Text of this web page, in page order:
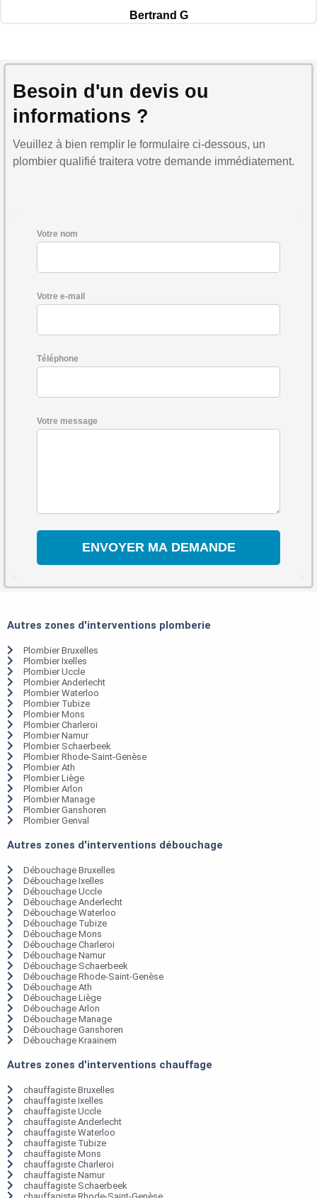
Bertrand G
Besoin d'un devis ou
informations ?
Veuillez à bien remplir le formulaire ci-dessous, un
plombier qualifié traitera votre demande immédiatement.
Votre nom
Votre e-mail
Téléphone
Votre message
Autres zones d'interventions plomberie
Plombier Bruxelles
Plombier Ixelles
Plombier Uccle
Plombier Anderlecht
Plombier Waterloo
Plombier Tubize
Plombier Mons
Plombier Charleroi
Plombier Namur
Plombier Schaerbeek
Plombier Rhode-Saint-Genèse
Plombier Ath
Plombier Liège
Plombier Arlon
Plombier Manage
Plombier Ganshoren
Plombier Genval
Autres zones d'interventions débouchage
Débouchage Bruxelles
Débouchage Ixelles
Débouchage Uccle
Débouchage Anderlecht
Débouchage Waterloo
Débouchage Tubize
Débouchage Mons
Débouchage Charleroi
Débouchage Namur
Débouchage Schaerbeek
Débouchage Rhode-Saint-Genèse
Débouchage Ath
Débouchage Liège
Débouchage Arlon
Débouchage Manage
Débouchage Ganshoren
Débouchage Kraainem
Autres zones d'interventions chauffage
chauffagiste Bruxelles
chauffagiste Ixelles
chauffagiste Uccle
chauffagiste Anderlecht
chauffagiste Waterloo
chauffagiste Tubize
chauffagiste Mons
chauffagiste Charleroi
chauffagiste Namur
chauffagiste Schaerbeek